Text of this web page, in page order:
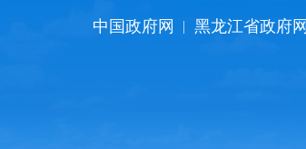
中国政府网 | 黑龙江省政府网